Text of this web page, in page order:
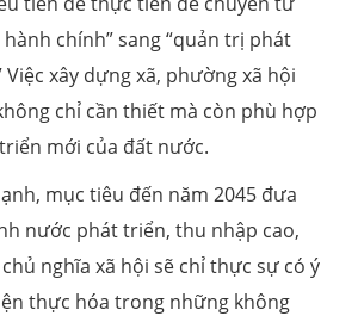
chính” sang “quản trị phát
xây dựng xã, phường xã hội
chỉ cần thiết mà còn phù hợp
mới của đất nước.
mục tiêu đến năm 2045 đưa
nước phát triển, thu nhập cao,
nghĩa xã hội sẽ chỉ thực sự có ý
thực hóa trong những không